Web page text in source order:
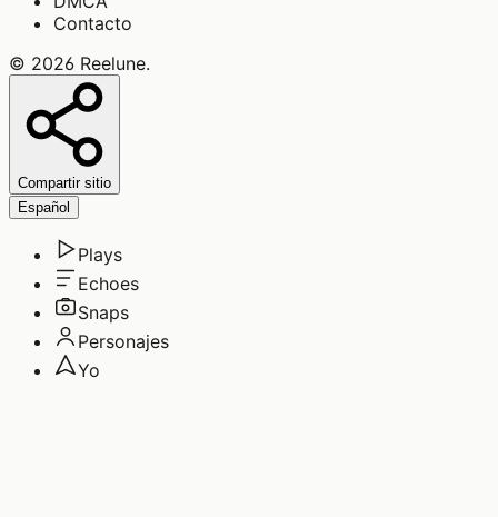
Contacto
© 2026 Reelune.
Compartir sitio
Español
Plays
Echoes
Snaps
Personajes
Yo